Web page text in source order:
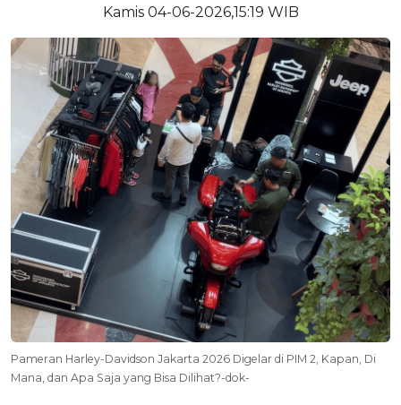
Kamis 04-06-2026,15:19 WIB
Pameran Harley-Davidson Jakarta 2026 Digelar di PIM 2, Kapan, Di
Mana, dan Apa Saja yang Bisa Dilihat?-dok-